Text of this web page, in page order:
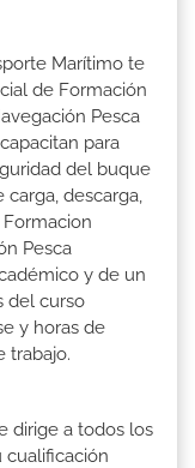
Marítimo te
de Formación
Pesca
para
del buque
descarga,
Pesca
y de un
del curso
y horas de
trabajo.
dirige a todos los
cualificación